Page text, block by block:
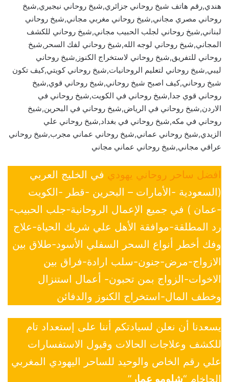
هندي,رقم هاتف شيخ روحاني جزائري,شيخ روحاني نيجيري,شيخ
روحاني مصري مجاني,شيخ روحاني مغربي مجاني,شيخ روحاني
لبناني,شيخ روحاني لجلب الحبيب مجاني,شيخ روحاني للكشف
المجاني,شيخ روحاني لوجه الله,شيخ روحاني لفك السحر,شيخ
روحاني للتفريق,شيخ روحاني لاستخراج الكنوز,شيخ روحاني
ليبي,شيخ روحاني لتعليم الروحانيات,شيخ روحاني كويتي,كيف تكون
شيخ روحاني,كيف اصبح شيخ روحاني,شيخ روحاني قوي,شيخ
روحاني قوي جدا,شيخ روحاني في الكويت,شيخ روحاني في
الاردن,شيخ روحاني في الرياض,شيخ روحاني في البحرين,شيخ
روحاني في مكه,شيخ روحاني في بغداد,شيخ روحاني علي
الزيدي,شيخ روحاني عماني,شيخ روحاني عماني مجرب,شيخ روحاني
عراقي مجاني,شيخ روحاني عماني مجاني
افضل ساحر روحاني يهودي في الخليج العربي
(السعودية -الأمارات – البحرين -قطر -الكويت
-عمان ) في جميع الإعمال الروحانية-جلب الحبيب-
رد المطلقة-موافقة الأهل علي شريك الحياة-علاج
وفك أخطر أنواع السحر السفلي الأسود-طلاق بين
الازواج-مرض-جنون-سلب ارادة-فراق بين
الاخوات-الزواج بمن تحبون- أعمال استنزال
وخطف المال-استخراج الكنوز والدفائن
يسعدنا أن نعلن لسيادتكم أننا على إستعداد تام
للكشف وعلاجات الحالات وقبول الاستفسارات
علي رقم الخاص والوحيد للساحر اليهودي المغربي
الحاخام “شلومو عمار ”